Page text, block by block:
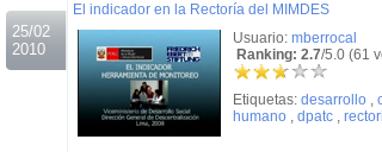
25/02
2010
El indicador en la Rectoría del MIMDES
Usuario: mberrocal
Ranking: 2.7/5.0 (61
Etiquetas: desarrollo ,
humano , dpatc ,